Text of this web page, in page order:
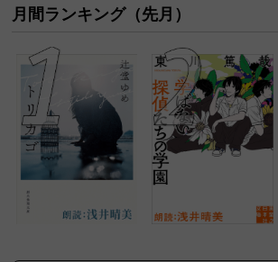
月間ランキング（先月）